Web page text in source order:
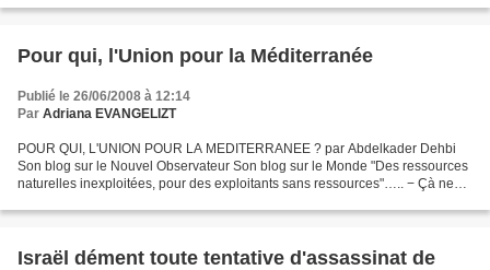
Pour qui, l'Union pour la Méditerranée
Publié le 26/06/2008 à 12:14
Par Adriana EVANGELIZT
POUR QUI, L'UNION POUR LA MEDITERRANEE ? par Abdelkader Dehbi
Son blog sur le Nouvel Observateur Son blog sur le Monde "Des ressources
naturelles inexploitées, pour des exploitants sans ressources"….. − Çà ne
Israël dément toute tentative d'assassinat de